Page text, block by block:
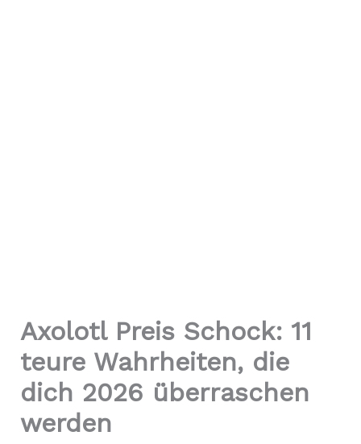
Axolotl Preis Schock: 11
teure Wahrheiten, die
dich 2026 überraschen
werden